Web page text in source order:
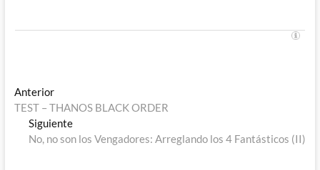
Navegación
de
entradas
AnteriorEntrada
anterior:
TEST – THANOS BLACK ORDER
SiguienteEntrada
siguiente:
No, no son los Vengadores: Arreglando los 4 Fantásticos (II)